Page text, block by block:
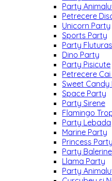
Party
Petrecere
Unicorn Party
Sports Party
Party
Dino Party
Party Pisicute
Petrecere
Sweet Candy
Space Party
Party Sirene
Flamingo
Party Lebada
Marine Party
Princess Party
Party Balerine
Llama Party
Party